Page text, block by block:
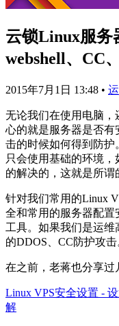
云锁Linux服务
webshell、CC
2015年7月1日 13:48 •
无论我们在使用电脑，
心的就是服务器是否
击的时候如何得到防
只会使用基础的环境
的解决的，这就是所谓
针对我们常用的Linux
全和常用的服务器配
工具。如果我们是运维
的DDOS、CC防护攻击
在之前，老蒋也分享过
Linux VPS安全设置 -
解